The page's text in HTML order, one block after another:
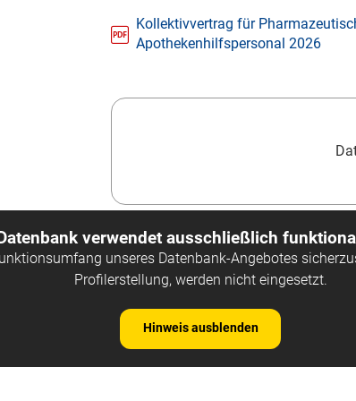
Kollektivvertrag für
Apothekenhilfspersonal 2026
verwendet ausschließlich
unseres Datenbank-Angebotes
Profilerstellung, werden nicht eingesetzt.
Hinweis ausblenden